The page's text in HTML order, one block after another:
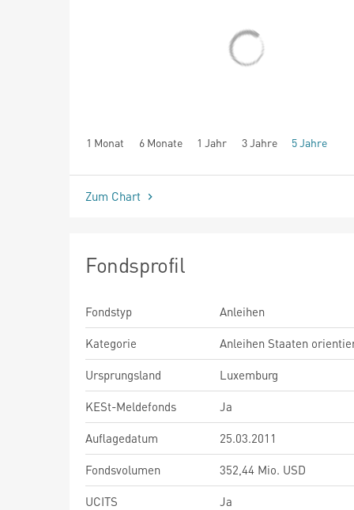
1 Monat 6 Monate 1 Jahr 3 Jahre 5 Jahre
seit Beginn
Zum Chart
Fondsprofil
Fondstyp
Anleihen
Kategorie
Anleihen Staaten
Ursprungsland
Luxemburg
KESt-Meldefonds
Ja
Auflagedatum
25.03.2011
Fondsvolumen
352,44 Mio. USD
UCITS
Ja